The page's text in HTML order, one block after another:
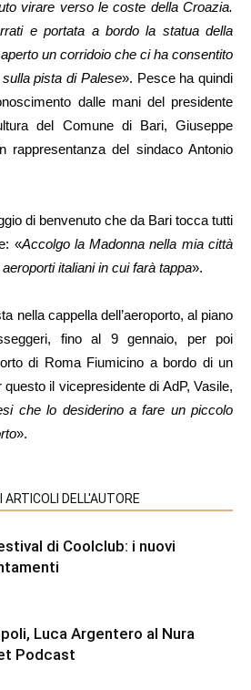
virare verso le coste della Croazia.
e portata a bordo la statua della
un corridoio che ci ha consentito
pista di Palese». Pesce ha quindi
dalle mani del presidente
del Comune di Bari, Giuseppe
rappresentanza del sindaco Antonio
di benvenuto che da Bari tocca tutti
«Accolgo la Madonna nella mia città
italiani in cui farà tappa».
nella cappella dell’aeroporto, al piano
fino al 9 gennaio, per poi
di Roma Fiumicino a bordo di un
il vicepresidente di AdP, Vasile,
che lo desiderino a fare un piccolo
».
ARTICOLI DELL'AUTORE
di Coolclub: i nuovi
Luca Argentero al Nura
Podcast